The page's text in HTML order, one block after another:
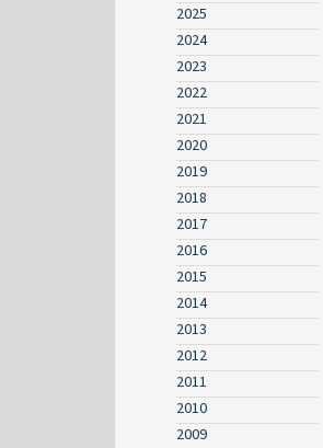
2025
2024
2023
2022
2021
2020
2019
2018
2017
2016
2015
2014
2013
2012
2011
2010
2009